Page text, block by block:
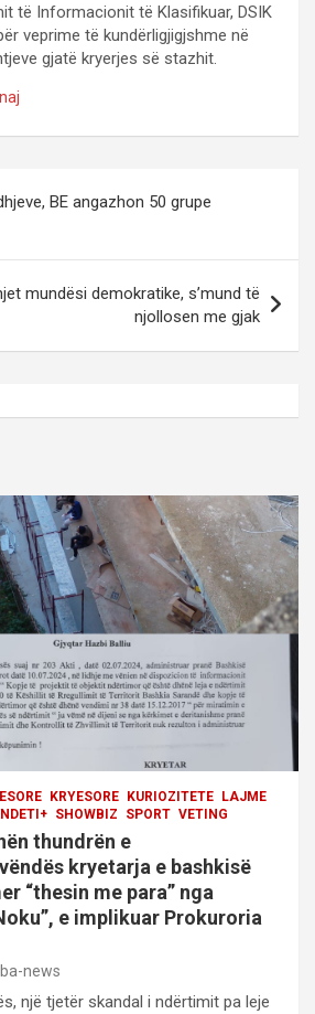
të Informacionit të Klasifikuar, DSIK
veprime të kundërligjigjshme në
gjatë kryerjes së stazhit.
BE angazhon 50 grupe
mundësi demokratike, s’mund të
njollosen me gjak
KRYESORE KURIOZITETE
LAJME
SHOWBIZ SPORT VETING
thundrën e
kryetarja e bashkisë
“thesin me para” nga
e implikuar Prokuroria
news
një tjetër skandal i ndërtimit pa leje